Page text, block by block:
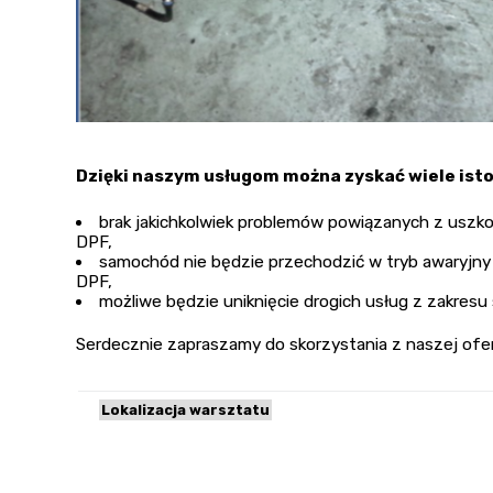
Dzięki naszym usługom można zyskać wiele
brak jakichkolwiek problemów powiązanych z
DPF,
samochód nie będzie przechodzić w tryb
DPF,
możliwe będzie uniknięcie drogich usług z
Serdecznie zapraszamy do skorzystania z naszej
Lokalizacja warsztatu